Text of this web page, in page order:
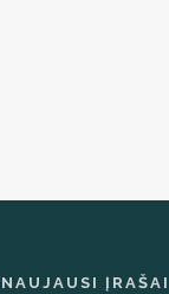
NAUJAUSI ĮRAŠAI